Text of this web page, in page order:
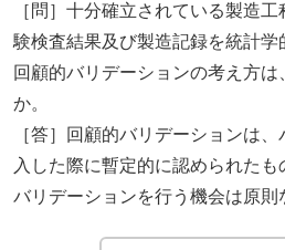
［問］十分確立されている製造
験検査結果及び製造記録を統計学
回顧的バリデーションの考え方
か。
［答］回顧的バリデーションは
入した際に暫定的に認められた
バリデーションを行う機会は原則